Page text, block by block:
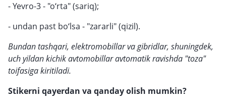
- Yevro-3 - "o‘rta" (sariq);
- undan past bo‘lsa - "zararli" (qizil).
Bundan tashqari, elektromobillar va gibridlar, shuningdek,
uch yildan kichik avtomobillar avtomatik ravishda "toza"
toifasiga kiritiladi.
Stikerni qayerdan va qanday olish mumkin?